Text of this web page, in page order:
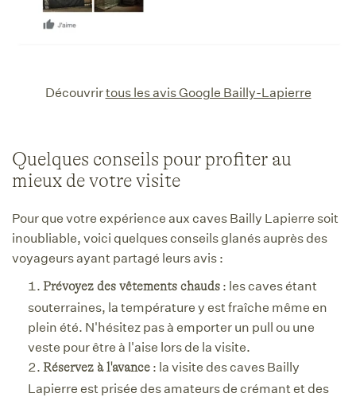
Découvrirtous les avis Google Bailly-Lapierre
Quelques conseils pour profiter au
mieux de votre visite
Pour que votre expérience aux caves Bailly Lapierre soit
inoubliable, voici quelques conseils glanés auprès des
voyageurs ayant partagé leurs avis :
Prévoyez des vêtements chauds : les caves étant
souterraines, la température y est fraîche même en
plein été. N'hésitez pas à emporter un pull ou une
veste pour être à l'aise lors de la visite.
Réservez à l'avance : la visite des caves Bailly
Lapierre est prisée des amateurs de crémant et des